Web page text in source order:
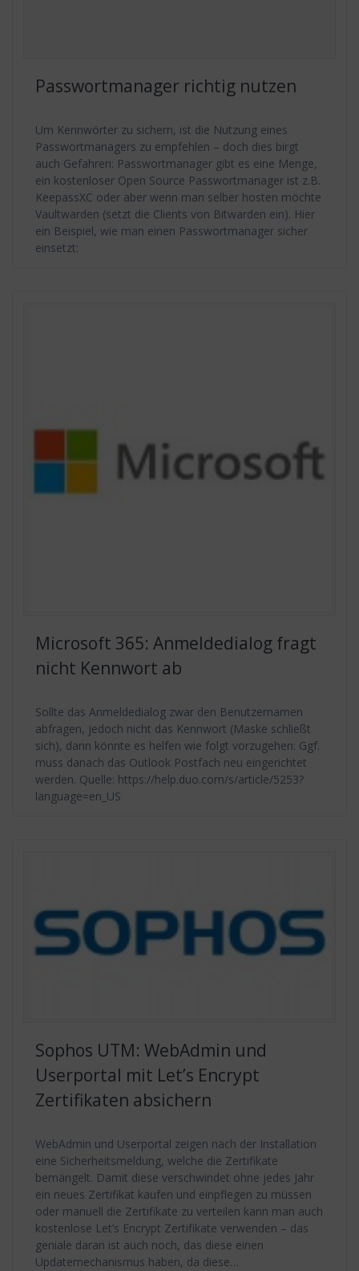
Passwortmanager richtig nutzen
Um Kennwörter zu sichern, ist die Nutzung eines
Passwortmanagers zu empfehlen – doch dies birgt
auch Gefahren: Passwortmanager gibt es eine Menge,
ein kostenloser Open Source Passwortmanager ist z.B.
KeepassXC oder aber wenn man selber hosten möchte
Vaultwarden (setzt die Clients von Bitwarden ein). Hier
ein Beispiel, wie man einen Passwortmanager sicher
einsetzt:
Microsoft 365: Anmeldedialog fragt
nicht Kennwort ab
Sollte das Anmeldedialog zwar den Benutzernamen
abfragen, jedoch nicht das Kennwort (Maske schließt
sich), dann könnte es helfen wie folgt vorzugehen: Ggf.
muss danach das Outlook Postfach neu eingerichtet
werden. Quelle: https://help.duo.com/s/article/5253?
language=en_US
Sophos UTM: WebAdmin und
Userportal mit Let’s Encrypt
Zertifikaten absichern
WebAdmin und Userportal zeigen nach der Installation
eine Sicherheitsmeldung, welche die Zertifikate
bemängelt. Damit diese verschwindet ohne jedes Jahr
ein neues Zertifikat kaufen und einpflegen zu müssen
oder manuell die Zertifikate zu verteilen kann man auch
kostenlose Let’s Encrypt Zertifikate verwenden – das
geniale daran ist auch noch, das diese einen
Updatemechanismus haben, da diese…